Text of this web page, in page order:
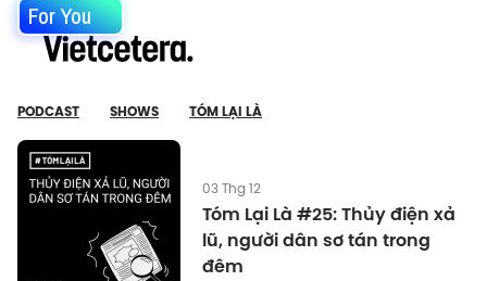
For You
PODCAST SHOWS TÓM LẠI LÀ
03 Thg 12
Tóm Lại Là #25: Thủy điện xả
lũ, người dân sơ tán trong
đêm